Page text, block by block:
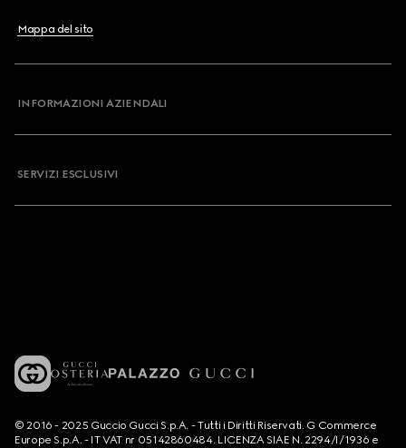
Mappa del sito
INFORMAZIONI AZIENDALI
SERVIZI ESCLUSIVI
© 2016 - 2025 Guccio Gucci S.p.A. - Tutti i Diritti Riservati. G Commerce
Europe S.p.A. - IT VAT nr 05142860484. LICENZA SIAE N. 2294/I/1936 e